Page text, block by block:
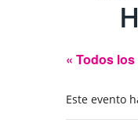
« Todos
Este evento